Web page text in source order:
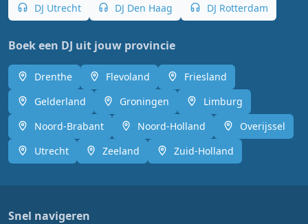
DJ Utrecht
DJ Den Haag DJ Rotterdam
Boek een DJ uit jouw provincie
Drenthe Flevoland
Friesland
Gelderland
Groningen
Limburg
Noord-Brabant
Noord-Holland
Overijssel
Utrecht
Zeeland Zuid-Holland
Snel navigeren